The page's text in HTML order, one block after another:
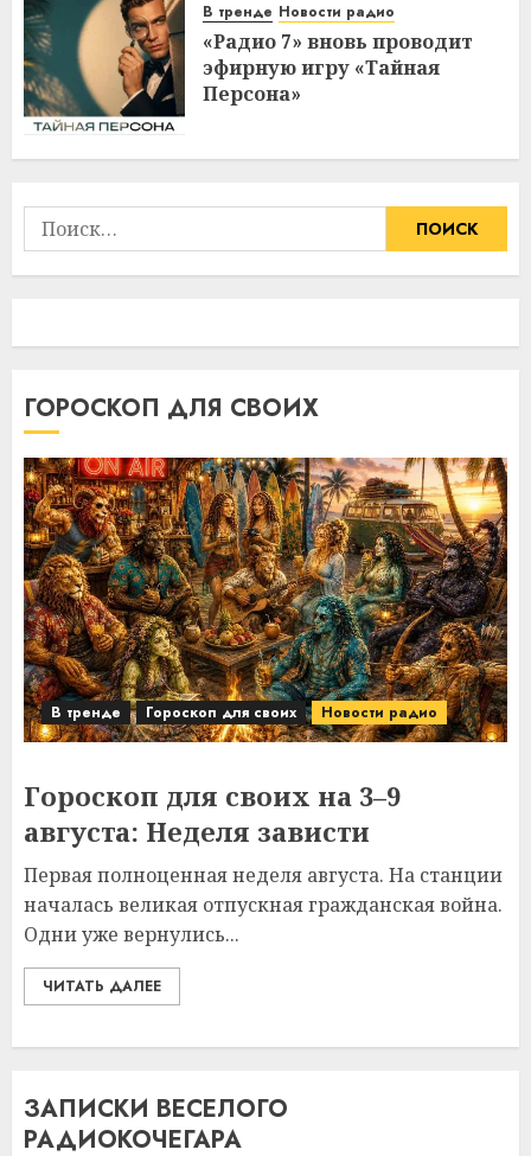
В тренде Новости радио
«Радио 7» вновь проводит
эфирную игру «Тайная
Персона»
Найти:
ГОРОСКОП ДЛЯ СВОИХ
В тренде Гороскоп для своих Новости радио
Гороскоп для своих на 3–9
августа: Неделя зависти
Первая полноценная неделя августа. На станции
началась великая отпускная гражданская война.
Одни уже вернулись...
ЧИТАТЬ ДАЛЕЕ
ЗАПИСКИ ВЕСЕЛОГО
РАДИОКОЧЕГАРА